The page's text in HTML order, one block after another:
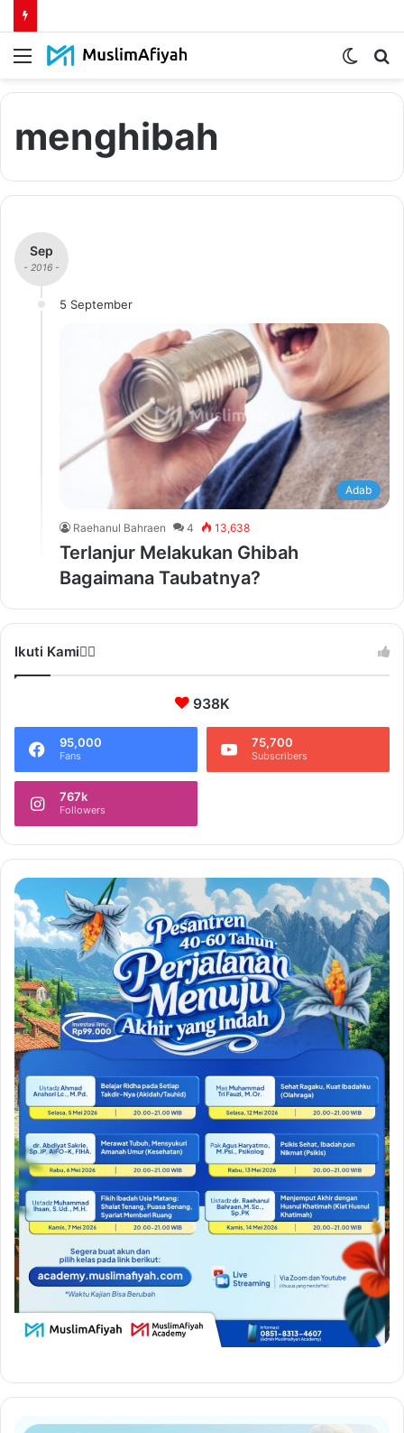
Menu
Switch
menghibah
Sep
- 2016 -
5 September
Adab
Raehanul Bahraen 4 13,638
Terlanjur Melakukan Ghibah
Bagaimana Taubatnya?
Ikuti Kami❤️‍🔥
938K
95,000
Fans
75,700
Subscribers
767k
Followers